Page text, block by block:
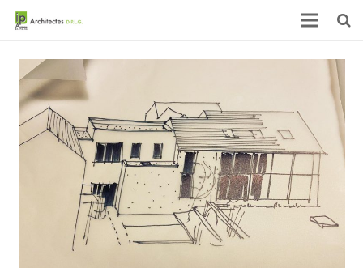
Accueil
Qui sommes nous ?
Projets
Actualités & médias